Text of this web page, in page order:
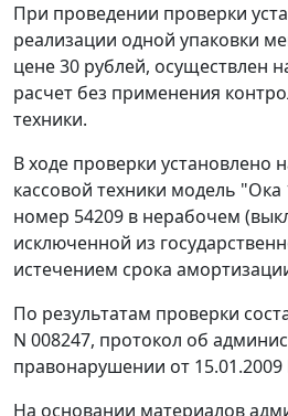
При проведении проверки
реализации одной упаковки
цене 30 рублей, осуществлен
расчет без применения
техники.
В ходе проверки установлено
кассовой техники модель
номер 54209 в нерабочем
исключенной из
истечением срока
По результатам проверки
N 008247, протокол об
правонарушении от 15.01.2009
На основании материалов